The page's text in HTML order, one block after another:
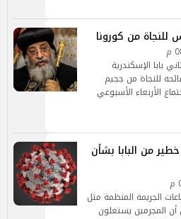
للنجاة من كورونا
بابا الإسكندرية
للنجاة من ججيم
الأربعاء الأسبوعي
من البابا بشأن
الجريمة المنظمة مثل
أن المجرمين يستغلون